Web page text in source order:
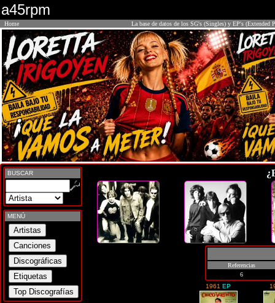
a45rpm
Home La base de datos de los SG's (Singles) y EP's (Extended
BUSCAR
MENÚ
Referencias
6
1961EP